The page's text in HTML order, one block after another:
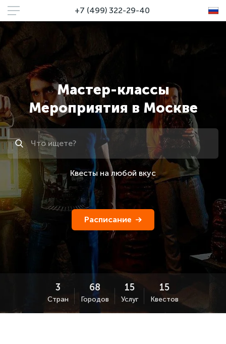
+7 (499) 322-29-40
Мастер-классы
Мероприятия в Москве
Поиск
Квесты на любой вкус
Расписание
Стран Городов Услуг Квестов